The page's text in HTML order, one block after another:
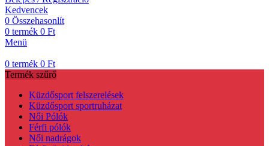
Kedvencek
0 Összehasonlít
0 termék 0 Ft
Menü
0 termék 0 Ft
Termék szűrő
Küzdősport felszerelések
Küzdősport sportruházat
Női Pólók
Férfi pólók
Női nadrágok